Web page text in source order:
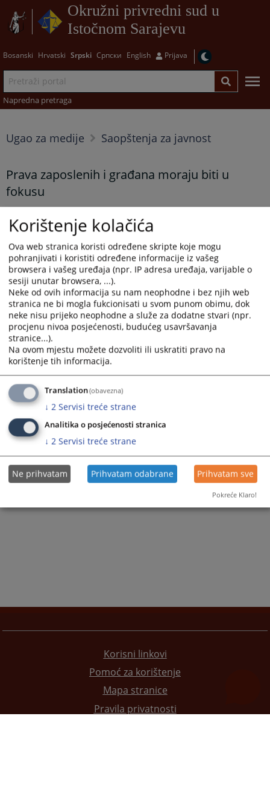
Okružni privredni sud u
Istočnom Sarajevu
Bosanski Hrvatski Srpski Српски English Prijava
Napredna pretraga
Ugao za medije Saopštenja za javnost
Prava zaposlenih i građana moraju biti u
fokusu
02.12.2025.
Prikazana vijest je na
16248PREGLEDA
Korisni linkovi
Pomoć za korištenje
Mapa stranice
Pravila privatnosti
Korištenje kolačića
Ova web stranica koristi određene skripte koje mogu
pohranjivati i koristiti određene informacije iz vašeg
browsera i vašeg uređaja (npr. IP adresa uređaja, varijable o
sesiji unutar browsera, ...).
Neke od ovih informacija su nam neophodne i bez njih web
stranica ne bi mogla fukcionisati u svom punom obimu, dok
neke nisu prijeko neophodne a služe za dodatne stvari (npr.
procjenu nivoa posjećenosti, budućeg usavršavanja
stranice...).
Na ovom mjestu možete dozvoliti ili uskratiti pravo na
korištenje tih informacija.
Translation(obavezna)
↓ 2 Servisi treće strane
Analitika o posjećenosti stranica
↓ 2 Servisi treće strane
Ne prihvatam Prihvatam odabrane Prihvatam sve
Pokreće Klaro!